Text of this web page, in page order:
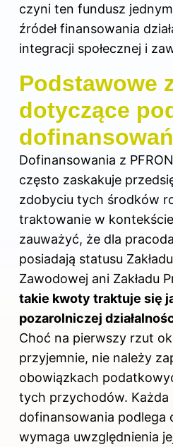
czyni ten fundusz
źródeł finansowania
integracji społecznej i
Podstawowe
dotyczące
Dofinansowania z
często zaskakuje
zdobyciu tych środków
traktowanie w
zauważyć, że dla
posiadają statusu
Zawodowej ani Zakładu
takie kwoty traktuje się
pozarolniczej
Choć na pierwszy rzut
przyjemnie, nie należy
obowiązkach
tych przychodów. Każda
dofinansowania podlega
wymaga uwzględnienia